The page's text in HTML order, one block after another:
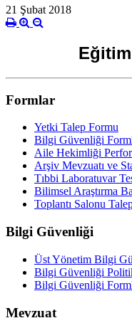
21 Şubat 2018
Formlar
Yetki Talep Formu
Bilgi Güvenliği
Aile Hekimliği
Arşiv Mevzuatı ve
Tıbbi Laboratuvar
Bilimsel Araştırma
Toplantı Salonu
Bilgi Güvenliği
Üst Yönetim Bilgi
Bilgi Güvenliği
Bilgi Güvenliği
Mevzuat